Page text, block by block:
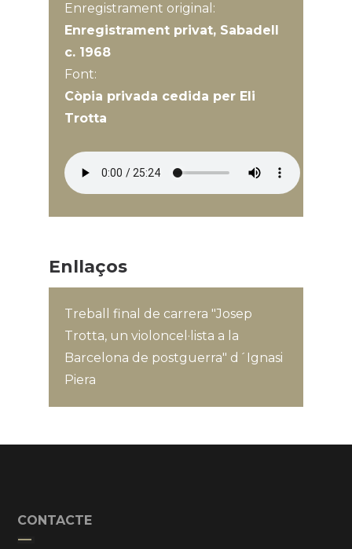
Enregistrament original:
Enregistrament privat, Sabadell
c. 1968
Font:
Còpia privada cedida per Eli
Trotta
Enllaços
Treball final de carrera "Josep
Trotta, un violoncel·lista a la
Barcelona de postguerra" d´Ignasi
Piera
CONTACTE